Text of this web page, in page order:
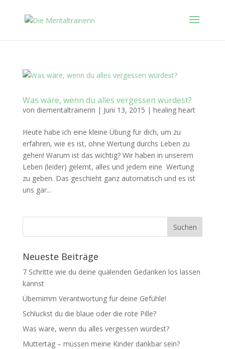
Was wäre, wenn du alles vergessen würdest?
von diementaltrainerin | Juni 13, 2015 | healing heart
Heute habe ich eine kleine Übung für dich, um zu
erfahren, wie es ist, ohne Wertung durchs Leben zu
gehen! Warum ist das wichtig? Wir haben in unserem
Leben (leider) gelernt, alles und jedem eine Wertung
zu geben. Das geschieht ganz automatisch und es ist
uns gar...
Neueste Beiträge
7 Schritte wie du deine quälenden Gedanken los lassen
kannst
Übernimm Verantwortung für deine Gefühle!
Schluckst du die blaue oder die rote Pille?
Was wäre, wenn du alles vergessen würdest?
Muttertag – müssen meine Kinder dankbar sein?